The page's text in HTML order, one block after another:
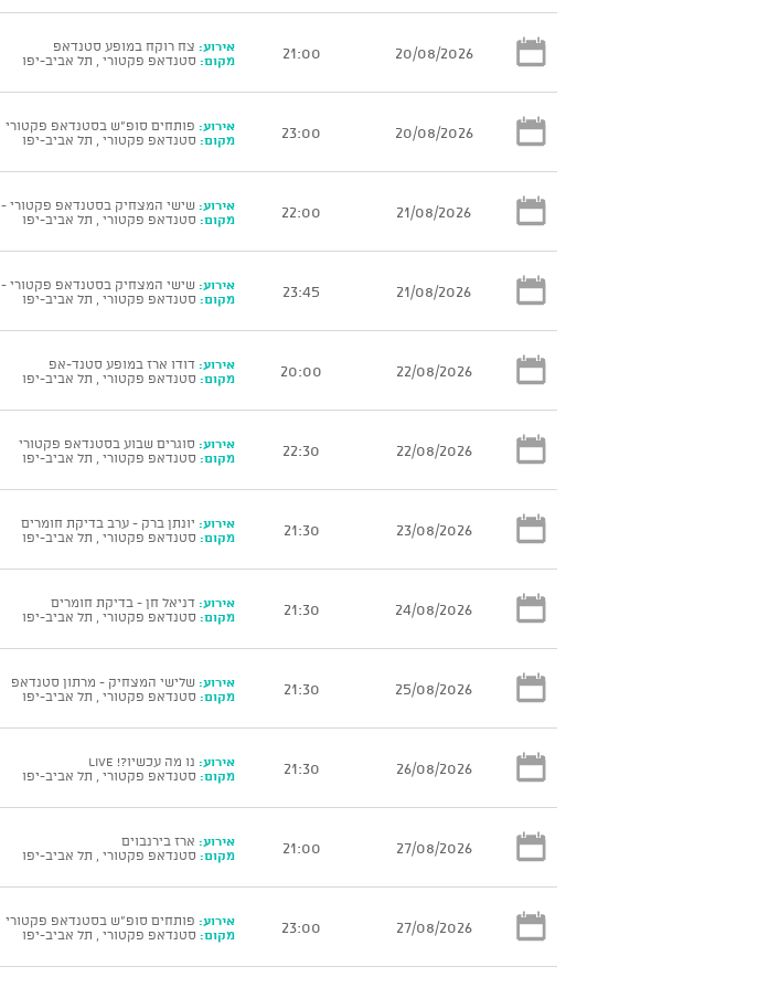
20/08/2026
21:00 אירוע: צח רוקח במופע סטנדאפ
מקום: סטנדאפ פקטורי , תל אביב-יפו
20/08/2026
23:00 אירוע: פותחים סופ"ש בסטנדאפ פקטורי
מקום: סטנדאפ פקטורי , תל אביב-יפו
21/08/2026
22:00 אירוע: שישי המצחיק בסטנדאפ פקטורי - 22:00
מקום: סטנדאפ פקטורי , תל אביב-יפו
21/08/2026
23:45 אירוע: שישי המצחיק בסטנדאפ פקטורי - 00:15
מקום: סטנדאפ פקטורי , תל אביב-יפו
22/08/2026
20:00 אירוע: דודו ארז במופע סטנד-אפ
מקום: סטנדאפ פקטורי , תל אביב-יפו
22/08/2026
22:30 אירוע: סוגרים שבוע בסטנדאפ פקטורי
מקום: סטנדאפ פקטורי , תל אביב-יפו
23/08/2026
21:30 אירוע: יונתן ברק - ערב בדיקת חומרים
מקום: סטנדאפ פקטורי , תל אביב-יפו
24/08/2026
21:30 אירוע: דניאל חן - בדיקת חומרים
מקום: סטנדאפ פקטורי , תל אביב-יפו
25/08/2026
21:30 אירוע: שלישי המצחיק - מרתון סטנדאפ
מקום: סטנדאפ פקטורי , תל אביב-יפו
26/08/2026
21:30 אירוע: נו מה עכשיו?! Live
מקום: סטנדאפ פקטורי , תל אביב-יפו
27/08/2026
21:00 אירוע: ארז בירנבוים
מקום: סטנדאפ פקטורי , תל אביב-יפו
27/08/2026
23:00 אירוע: פותחים סופ"ש בסטנדאפ פקטורי
מקום: סטנדאפ פקטורי , תל אביב-יפו